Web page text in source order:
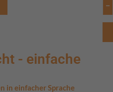
−
- einfache
in einfacher Sprache